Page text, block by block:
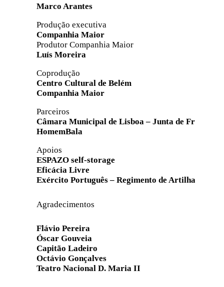
Marco Arantes
Produção executiva
Companhia Maior
Produtor Companhia Maior
Luís Moreira
Coprodução
Centro Cultural de Belém
Companhia Maior
Parceiros
Câmara Municipal de Lisboa – Junta de Freguesia
HomemBala
Apoios
ESPAZO self-storage
Eficácia Livre
Exército Português – Regimento de Artilharia
Agradecimentos
Flávio Pereira
Óscar Gouveia
Capitão Ladeiro
Octávio Gonçalves
Teatro Nacional D. Maria II